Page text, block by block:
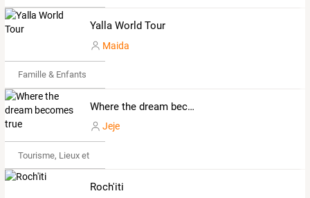
Yalla World Tour
Maida
Famille & Enfants
Where the dream becomes true
Jeje
Tourisme, Lieux et Événements
Roch'iti